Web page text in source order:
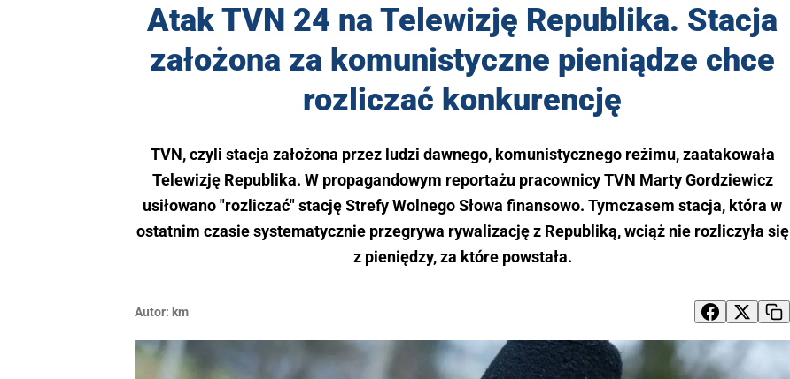
Atak TVN 24 na Telewizję Republika. Stacja
założona za komunistyczne pieniądze chce
rozliczać konkurencję
TVN, czyli stacja założona przez ludzi dawnego, komunistycznego reżimu, zaatakowała
Telewizję Republika. W propagandowym reportażu pracownicy TVN Marty Gordziewicz
usiłowano "rozliczać" stację Strefy Wolnego Słowa finansowo. Tymczasem stacja, która w
ostatnim czasie systematycznie przegrywa rywalizację z Republiką, wciąż nie rozliczyła się
z pieniędzy, za które powstała.
Autor: km